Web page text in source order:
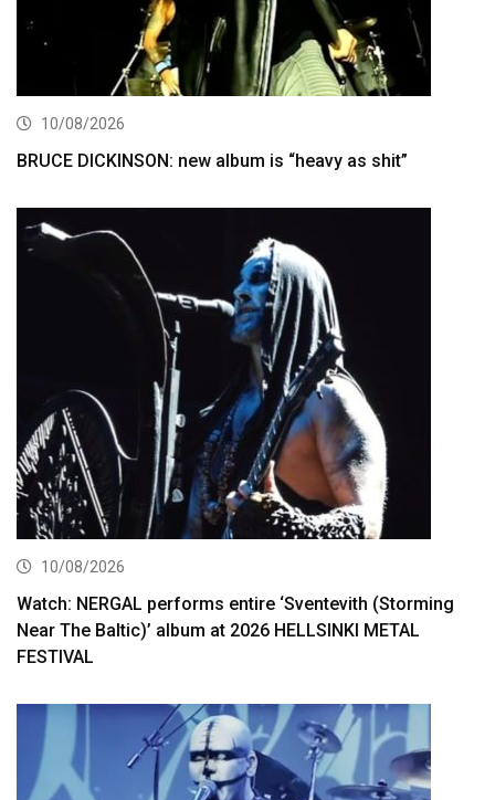
10/08/2026
BRUCE DICKINSON: new album is “heavy as shit”
10/08/2026
Watch: NERGAL performs entire ‘Sventevith (Storming
Near The Baltic)’ album at 2026 HELLSINKI METAL
FESTIVAL